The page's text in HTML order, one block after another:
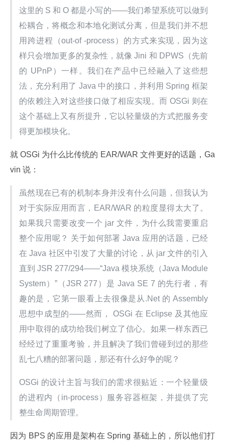
这里的 S 和 O 都是小写的——我们希望系统可以做到
松耦合，将概念和本地化测试分离，但是我们并不想
用跨进程（out-of -process）的方式来实现，因为这
样只会增加更多的复杂性，就像 Jini 和 DPWS（先前
的 UPnP）一样。我们在产品中已经融入了这些想
法，充分利用了 Java 中的接口，并利用 Spring 框架
的依赖注入对这些接口做了相应实现。而 OSGi 则在
这个基础上又有所提升，它以轻量级的方式把服务变
得更加模块化。
就 OSGi 为什么比传统的 EAR/WAR 文件更好的话题，Ga
vin 说：
虽然现在已有的机制本身并没有什么问题，但我认为
对于实际应用而言，EAR/WAR 的粒度显得太大了。
如果我只需要改变一个 jar 文件，为什么我需要重启
整个应用呢？ 关于如何部署 Java 应用的话题，已经
在 Java 社区中引发了大量的讨论，从 jar 文件的引入
直到 JSR 277/294——“Java 模块系统（Java Module
System）”（JSR 277）是 Java SE 7 的先行者，有
趣的是，它第一眼看上去很像是从.Net 的 Assembly
思想中成型的——然而， OSGi 在 Eclipse 及其他应
用中取得的成功给我们树立了信心。如果一样东西已
经经过了重重考验，并且解决了我们曾碰到过的那些
乱七八糟的部署问题，那还有什么好争的呢？
OSGi 的设计主旨与我们的需求很贴近：一个轻量级
的进程内（in-process）服务容器框架，并提供了完
整生命周期管理。
因为 BPS 的应用是架构在 Spring 基础上的，所以他们打